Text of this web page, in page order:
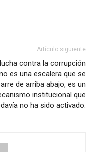
Artículo siguiente
contra la corrupción
no es una escalera que se
de arriba abajo, es un
institucional que
no ha sido activado.